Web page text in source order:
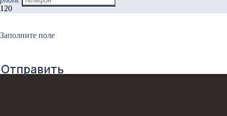
Заполните поле
Отправить
ЗАКАЖИТЕ ОБРАТНЫЙ